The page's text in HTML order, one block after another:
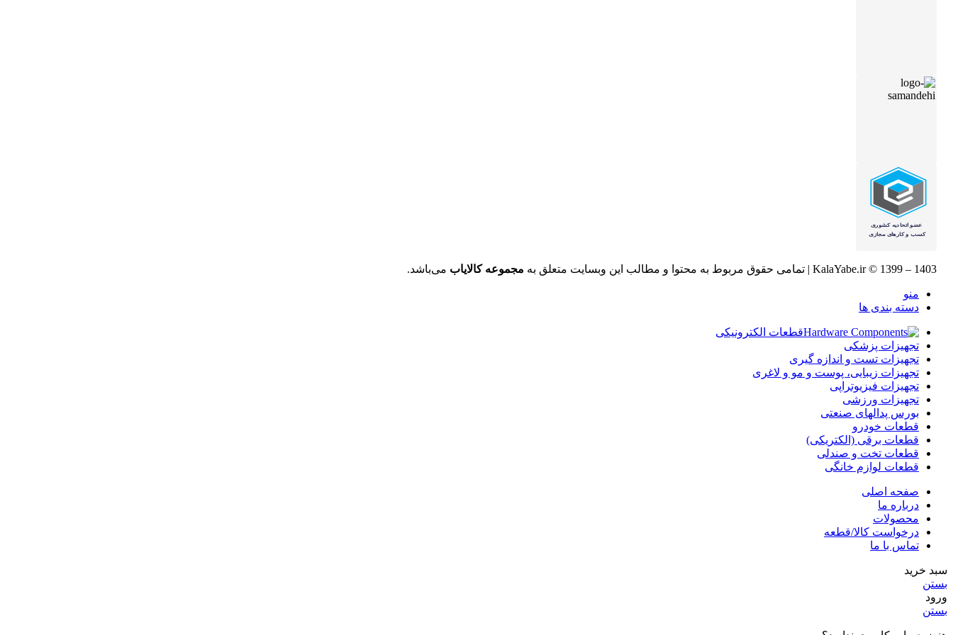
KalaYabe.ir © 1399 – 1403 | تمامی حقوق مربوط به محتوا و مطالب این وبسایت متعلق به مجموعه کالایاب می‌باشد.
منو
دسته بندی ها
قطعات الکترونیکی
تجهیزات پزشکی
تجهیزات تست و اندازه گیری
تجهیزات زیبایی، پوست و مو و لاغری
تجهیزات فیزیوتراپی
تجهیزات ورزشی
بورس پدالهای صنعتی
قطعات خودرو
قطعات برقی (الکتریکی)
قطعات تخت و صندلی
قطعات لوازم خانگی
صفحه اصلی
درباره ما
محصولات
درخواست کالا/قطعه
تماس با ما
سبد خرید
بستن
ورود
بستن